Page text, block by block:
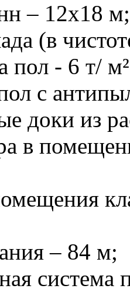
– 12х18 м;
(в
пол - 6 т/
с
доки из
в
– 84 м;
система